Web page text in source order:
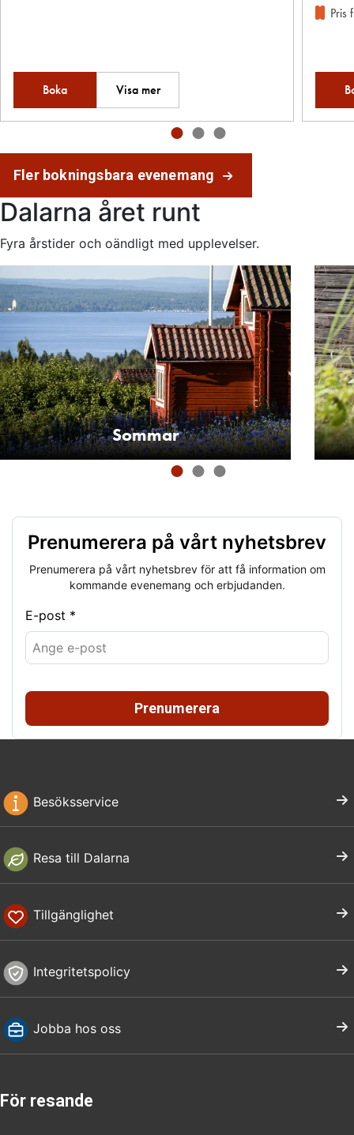
Boka Visa mer
Pris
Fler bokningsbara evenemang
Dalarna året runt
Fyra årstider och oändligt med upplevelser.
Sommar
Prenumerera på vårt nyhetsbrev
Prenumerera på vårt nyhetsbrev för att få information om
kommande evenemang och erbjudanden.
E-post *
Prenumerera
Besöksservice
Resa till Dalarna
Tillgänglighet
Integritetspolicy
Jobba hos oss
För resande